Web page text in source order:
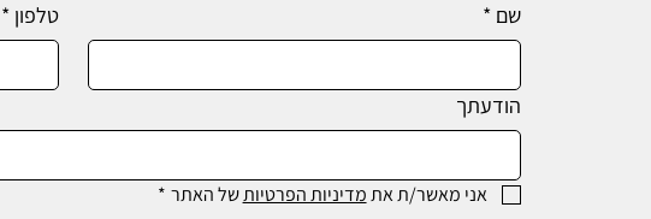
שם * טלפון *
הודעתך
אני מאשר/ת את מדיניות הפרטיות של האתר *